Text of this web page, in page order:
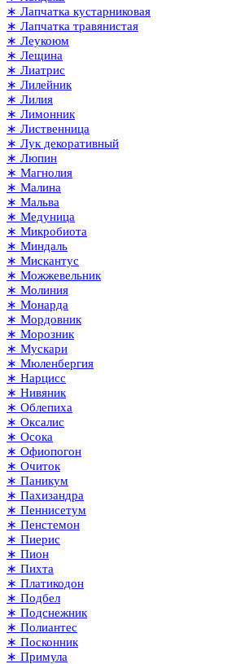
∗ Лапчатка кустарниковая
∗ Лапчатка травянистая
∗ Леукоюм
∗ Лещина
∗ Лиатрис
∗ Лилейник
∗ Лилия
∗ Лимонник
∗ Лиственница
∗ Лук декоративный
∗ Люпин
∗ Магнолия
∗ Малина
∗ Мальва
∗ Медуница
∗ Микробиота
∗ Миндаль
∗ Мискантус
∗ Можжевельник
∗ Молиния
∗ Монарда
∗ Мордовник
∗ Морозник
∗ Мускари
∗ Мюленбергия
∗ Нарцисс
∗ Нивяник
∗ Облепиха
∗ Оксалис
∗ Осока
∗ Офиопогон
∗ Очиток
∗ Паникум
∗ Пахизандра
∗ Пеннисетум
∗ Пенстемон
∗ Пиерис
∗ Пион
∗ Пихта
∗ Платикодон
∗ Подбел
∗ Подснежник
∗ Полиантес
∗ Посконник
∗ Примула